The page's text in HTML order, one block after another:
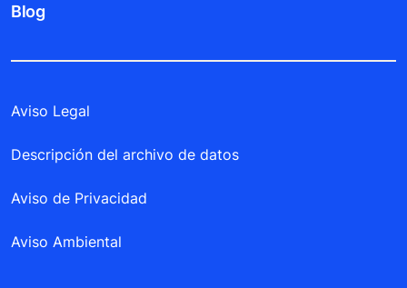
Blog
Aviso Legal
Descripción del archivo de datos
Aviso de Privacidad
Aviso Ambiental